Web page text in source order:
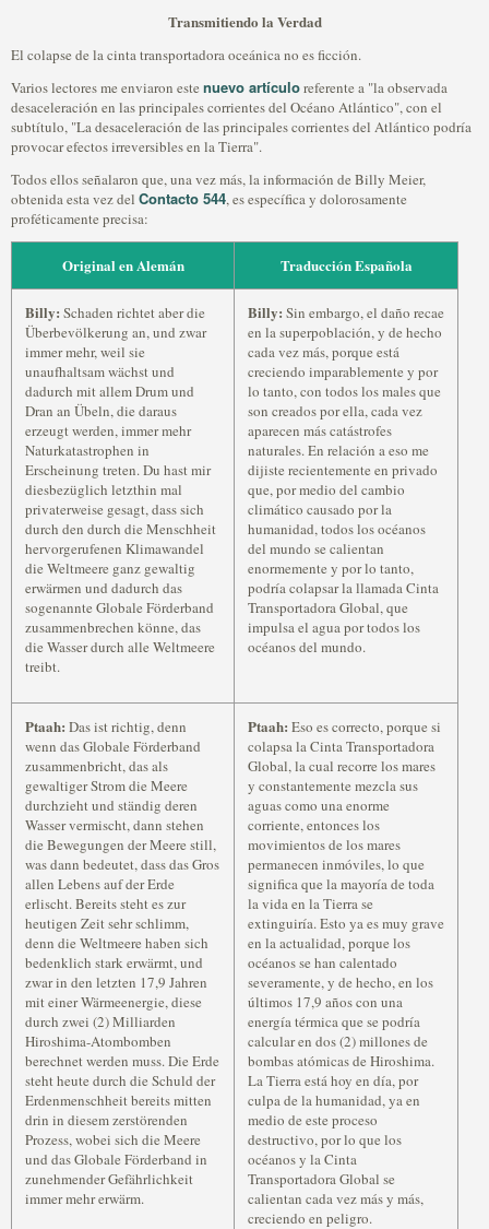
Transmitiendo la Verdad
El colapse de la cinta transportadora oceánica no es ficción.
Varios lectores me enviaron este nuevo artículoreferente a "la observada
desaceleración en las principales corrientes del Océano Atlántico", con el
subtítulo, "La desaceleración de las principales corrientes del Atlántico podría
provocar efectos irreversibles en la Tierra".
Todos ellos señalaron que, una vez más, la información de Billy Meier,
obtenida esta vez del Contacto 544, es específica y dolorosamente
proféticamente precisa:
Original en Alemán Traducción Española
Billy: Schaden richtet aber die
Überbevölkerung an, und zwar
immer mehr, weil sie
unaufhaltsam wächst und
dadurch mit allem Drum und
Dran an Übeln, die daraus
erzeugt werden, immer mehr
Naturkatastrophen in
Erscheinung treten. Du hast mir
diesbezüglich letzthin mal
privaterweise gesagt, dass sich
durch den durch die Menschheit
hervorgerufenen Klimawandel
die Weltmeere ganz gewaltig
erwärmen und dadurch das
sogenannte Globale Förderband
zusammenbrechen könne, das
die Wasser durch alle Weltmeere
treibt.
Billy: Sin embargo, el daño recae
en la superpoblación, y de hecho
cada vez más, porque está
creciendo imparablemente y por
lo tanto, con todos los males que
son creados por ella, cada vez
aparecen más catástrofes
naturales. En relación a eso me
dijiste recientemente en privado
que, por medio del cambio
climático causado por la
humanidad, todos los océanos
del mundo se calientan
enormemente y por lo tanto,
podría colapsar la llamada Cinta
Transportadora Global, que
impulsa el agua por todos los
océanos del mundo.
Ptaah: Das ist richtig, denn
wenn das Globale Förderband
zusammenbricht, das als
gewaltiger Strom die Meere
durchzieht und ständig deren
Wasser vermischt, dann stehen
die Bewegungen der Meere still,
was dann bedeutet, dass das Gros
allen Lebens auf der Erde
erlischt. Bereits steht es zur
heutigen Zeit sehr schlimm,
denn die Weltmeere haben sich
bedenklich stark erwärmt, und
zwar in den letzten 17,9 Jahren
mit einer Wärmeenergie, diese
durch zwei (2) Milliarden
Hiroshima-Atombomben
berechnet werden muss. Die Erde
steht heute durch die Schuld der
Erdenmenschheit bereits mitten
drin in diesem zerstörenden
Prozess, wobei sich die Meere
und das Globale Förderband in
zunehmender Gefährlichkeit
immer mehr erwärm.
Ptaah: Eso es correcto, porque si
colapsa la Cinta Transportadora
Global, la cual recorre los mares
y constantemente mezcla sus
aguas como una enorme
corriente, entonces los
movimientos de los mares
permanecen inmóviles, lo que
significa que la mayoría de toda
la vida en la Tierra se
extinguiría. Esto ya es muy grave
en la actualidad, porque los
océanos se han calentado
severamente, y de hecho, en los
últimos 17,9 años con una
energía térmica que se podría
calcular en dos (2) millones de
bombas atómicas de Hiroshima.
La Tierra está hoy en día, por
culpa de la humanidad, ya en
medio de este proceso
destructivo, por lo que los
océanos y la Cinta
Transportadora Global se
calientan cada vez más y más,
creciendo en peligro.